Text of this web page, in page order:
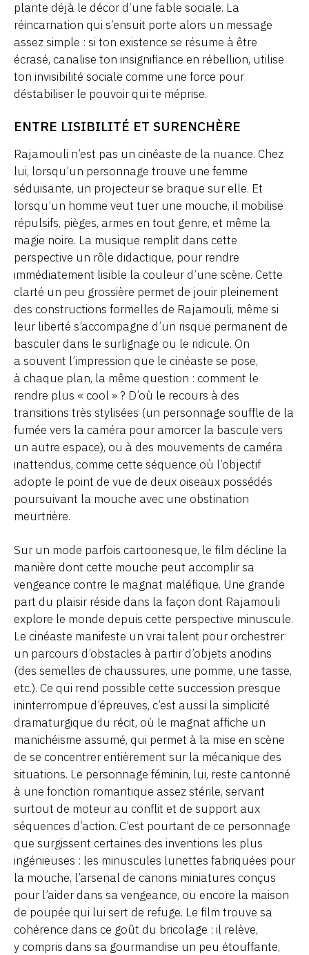
plante déjà le décor d’une fable sociale. La
réincarnation qui s’ensuit porte alors un message
assez simple : si ton existence se résume à être
écrasé, canalise ton insignifiance en rébellion, utilise
ton invisibilité sociale comme une force pour
déstabiliser le pouvoir qui te méprise.
ENTRE LISIBILITÉ ET SURENCHÈRE
Rajamouli n’est pas un cinéaste de la nuance. Chez
lui, lorsqu’un personnage trouve une femme
séduisante, un projecteur se braque sur elle. Et
lorsqu’un homme veut tuer une mouche, il mobilise
répulsifs, pièges, armes en tout genre, et même la
magie noire. La musique remplit dans cette
perspective un rôle didactique, pour rendre
immédiatement lisible la couleur d’une scène. Cette
clarté un peu grossière permet de jouir pleinement
des constructions formelles de Rajamouli, même si
leur liberté s’accompagne d’un risque permanent de
basculer dans le surlignage ou le ridicule. On
a souvent l’impression que le cinéaste se pose,
à chaque plan, la même question : comment le
rendre plus « cool » ? D’où le recours à des
transitions très stylisées (un personnage souffle de la
fumée vers la caméra pour amorcer la bascule vers
un autre espace), ou à des mouvements de caméra
inattendus, comme cette séquence où l’objectif
adopte le point de vue de deux oiseaux possédés
poursuivant la mouche avec une obstination
meurtrière.
Sur un mode parfois cartoonesque, le film décline la
manière dont cette mouche peut accomplir sa
vengeance contre le magnat maléfique. Une grande
part du plaisir réside dans la façon dont Rajamouli
explore le monde depuis cette perspective minuscule.
Le cinéaste manifeste un vrai talent pour orchestrer
un parcours d’obstacles à partir d’objets anodins
(des semelles de chaussures, une pomme, une tasse,
etc.). Ce qui rend possible cette succession presque
ininterrompue d’épreuves, c’est aussi la simplicité
dramaturgique du récit, où le magnat affiche un
manichéisme assumé, qui permet à la mise en scène
de se concentrer entièrement sur la mécanique des
situations. Le personnage féminin, lui, reste cantonné
à une fonction romantique assez stérile, servant
surtout de moteur au conflit et de support aux
séquences d’action. C’est pourtant de ce personnage
que surgissent certaines des inventions les plus
ingénieuses : les minuscules lunettes fabriquées pour
la mouche, l’arsenal de canons miniatures conçus
pour l’aider dans sa vengeance, ou encore la maison
de poupée qui lui sert de refuge. Le film trouve sa
cohérence dans ce goût du bricolage : il relève,
y compris dans sa gourmandise un peu étouffante,